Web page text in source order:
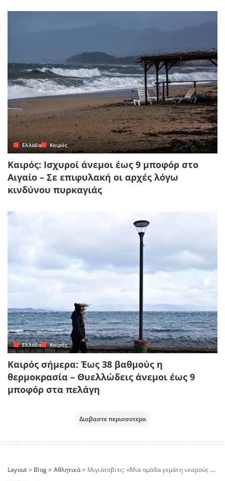
Ελλάδα Καιρός
Καιρός: Ισχυροί άνεμοι έως 9 μποφόρ στο
Αιγαίο – Σε επιφυλακή οι αρχές λόγω
κινδύνου πυρκαγιάς
Ελλάδα Καιρός
Καιρός σήμερα: Έως 38 βαθμούς η
θερμοκρασία – Θυελλώδεις άνεμοι έως 9
μποφόρ στα πελάγη
Διαβαστε περισσοτερα
Layout > Blog> Αθλητικά> Μιγιάτοβιτς: «Μια ομάδα γεμάτη νεαρούς και χωρίς Ράμος και Μόντριτς θα ήταν λάθος για τη Ρεάλ Μαδρίτης»